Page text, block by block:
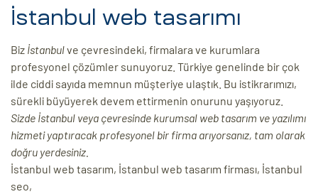
İstanbul web tasarımı
Biz İstanbulve çevresindeki, firmalara ve kurumlara
profesyonel çözümler sunuyoruz. Türkiye genelinde bir çok
ilde ciddi sayıda memnun müşteriye ulaştık. Bu istikrarımızı,
sürekli büyüyerek devem ettirmenin onurunu yaşıyoruz.
Sizde İstanbul veya çevresinde kurumsal web tasarım ve yazılımı
hizmeti yaptıracak profesyonel bir firma arıyorsanız, tam olarak
doğru yerdesiniz.
İstanbul web tasarım, İstanbul web tasarım firması, İstanbul
seo,